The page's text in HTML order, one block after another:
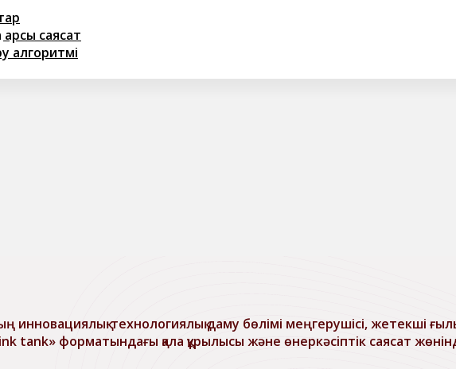
саясат
алгоритмі
технологиялық даму бөлімі меңгерушісі, жетекші
tank» форматындағы қала құрылысы және өнеркәсіптік саясат